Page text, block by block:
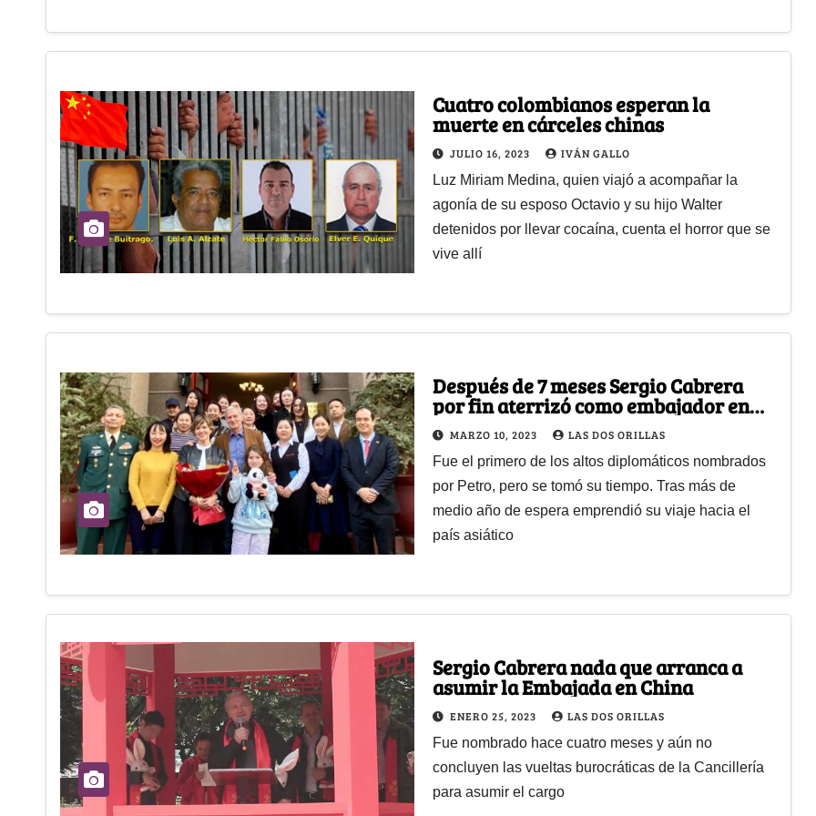
Cuatro colombianos esperan la
muerte en cárceles chinas
JULIO 16, 2023 IVÁN GALLO
Luz Miriam Medina, quien viajó a acompañar la
agonía de su esposo Octavio y su hijo Walter
detenidos por llevar cocaína, cuenta el horror que se
vive allí
Después de 7 meses Sergio Cabrera
por fin aterrizó como embajador en
China
MARZO 10, 2023 LAS DOS ORILLAS
Fue el primero de los altos diplomáticos nombrados
por Petro, pero se tomó su tiempo. Tras más de
medio año de espera emprendió su viaje hacia el
país asiático
Sergio Cabrera nada que arranca a
asumir la Embajada en China
ENERO 25, 2023 LAS DOS ORILLAS
Fue nombrado hace cuatro meses y aún no
concluyen las vueltas burocráticas de la Cancillería
para asumir el cargo